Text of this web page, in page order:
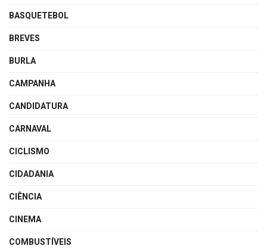
BASQUETEBOL
BREVES
BURLA
CAMPANHA
CANDIDATURA
CARNAVAL
CICLISMO
CIDADANIA
CIÊNCIA
CINEMA
COMBUSTÍVEIS